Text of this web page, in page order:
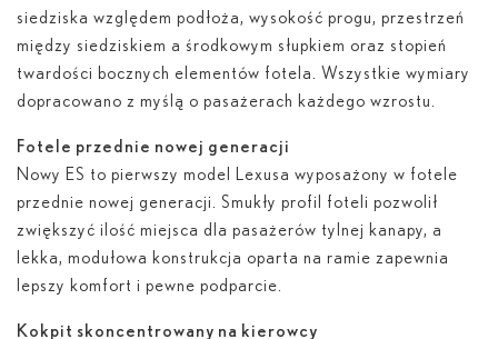
siedziska względem podłoża, wysokość progu, przestrzeń
między siedziskiem a środkowym słupkiem oraz stopień
twardości bocznych elementów fotela. Wszystkie wymiary
dopracowano z myślą o pasażerach każdego wzrostu.
Fotele przednie nowej generacji
Nowy ES to pierwszy model Lexusa wyposażony w fotele
przednie nowej generacji. Smukły profil foteli pozwolił
zwiększyć ilość miejsca dla pasażerów tylnej kanapy, a
lekka, modułowa konstrukcja oparta na ramie zapewnia
lepszy komfort i pewne podparcie.
Kokpit skoncentrowany na kierowcy